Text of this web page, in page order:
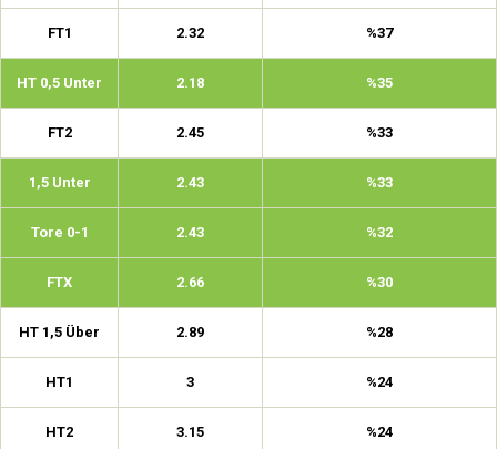
FT1 2.32 %37
HT 0,5 Unter 2.18 %35
FT2 2.45 %33
1,5 Unter 2.43 %33
Tore 0-1 2.43 %32
FTX 2.66 %30
HT 1,5 Über 2.89 %28
HT1 3 %24
HT2 3.15 %24